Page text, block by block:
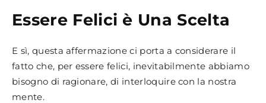
Essere Felici è Una Scelta
E sì, questa affermazione ci porta a considerare il
fatto che, per essere felici, inevitabilmente abbiamo
bisogno di ragionare, di interloquire con la nostra
mente.